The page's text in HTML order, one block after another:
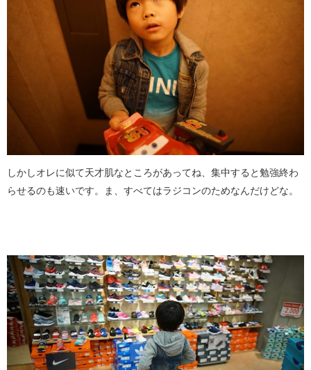
しかしオレに似て天才肌なところがあってね、集中すると勉強終わ
らせるのも速いです。ま、すべてはラジコンのためなんだけどな。